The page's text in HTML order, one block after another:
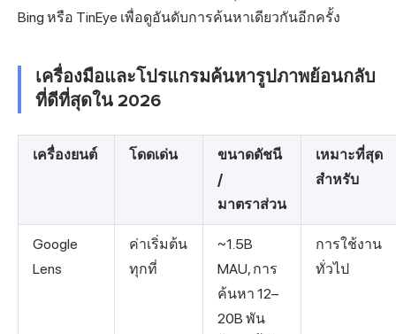
Bing หรือ TinEye เพื่อดูอันดับการค้นหาเดียวกันอีกครั้ง
เครื่องมือและโปรแกรมค้นหารูปภาพย้อนกลับ
ที่ดีที่สุดใน 2026
เครื่องยนต์ โดดเด่น
ขนาดดัชนี
/
มาตราส่วน
เหมาะที่สุด
สำหรับ
Google
Lens
ค่าเริ่มต้น
ทุกที่
~1.5B
MAU, การ
ค้นหา 12–
20B พัน
การใช้งาน
ทั่วไป